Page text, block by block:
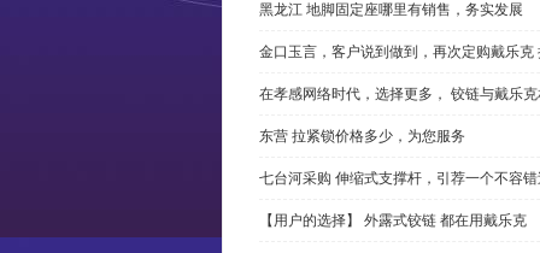
黑龙江 地脚固定座哪里有销售，务实发展
金口玉言，客户说到做到，再次定购戴乐克
在孝感网络时代，选择更多， 铰链与戴乐
东营 拉紧锁价格多少，为您服务
七台河采购 伸缩式支撑杆，引荐一个不容
【用户的选择】 外露式铰链 都在用戴乐克